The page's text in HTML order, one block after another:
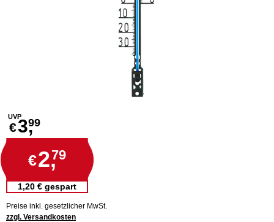
UVP
€3,99
€2,79
1,20 € gespart
Preise inkl. gesetzlicher MwSt.
zzgl. Versandkosten